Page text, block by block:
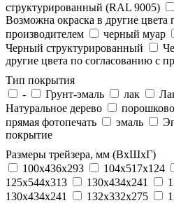
структурированный (RAL 9005)
Возможна окраска в другие цвета
производителем
черный муар
Черный структурированный
другие цвета по согласованию с
Тип покрытия
-
Грунт-эмаль лак
Натуральное дерево
прямая фотопечать
эмаль
покрытие
Размеры трейзера, мм (ВхШхГ)
100x436x293
104х517х124
125x544x313
130x434x241
130х434х241
132x332x275